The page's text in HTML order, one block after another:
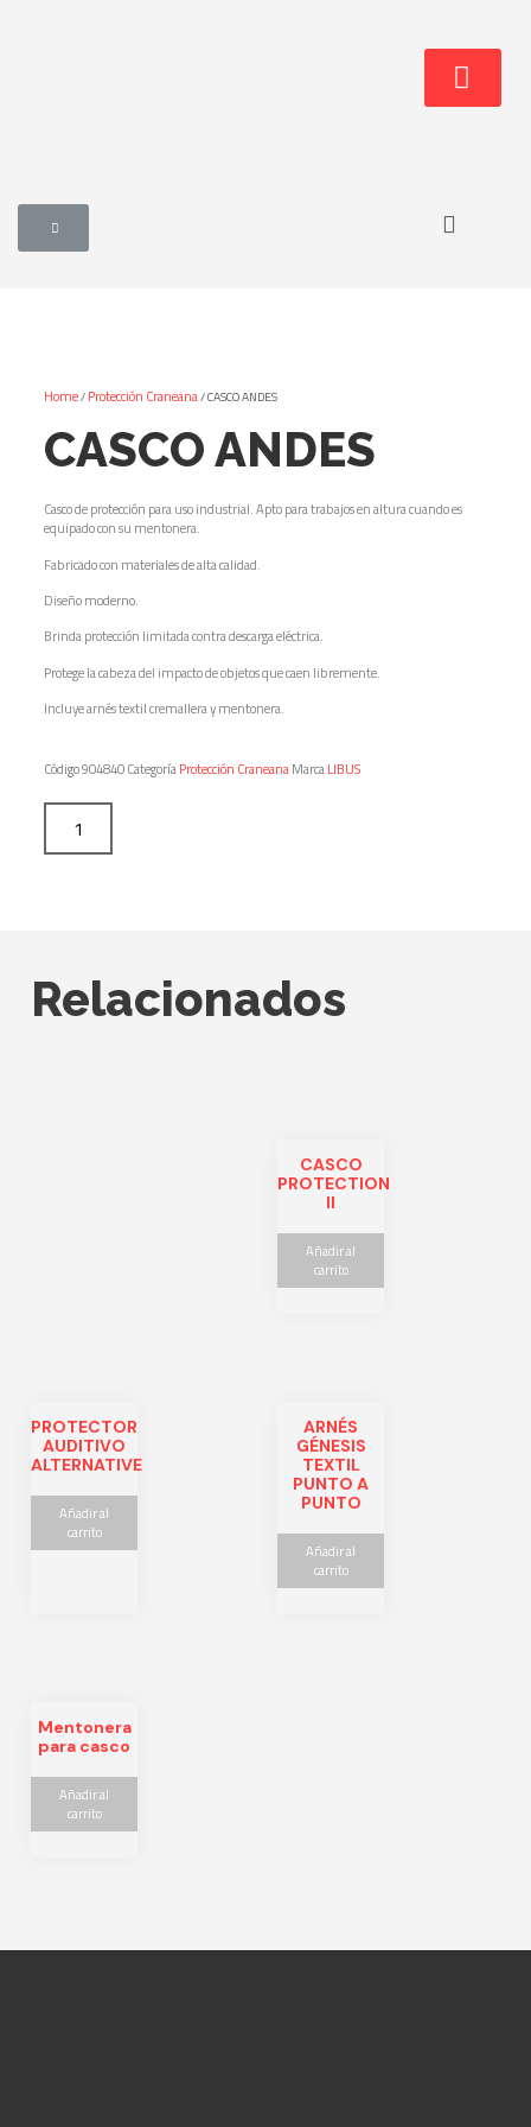
Home/Protección Craneana/ CASCO ANDES
CASCO ANDES
Casco de protección para uso industrial. Apto para trabajos en altura cuando es
equipado con su mentonera.
Fabricado con materiales de alta calidad.
Diseño moderno.
Brinda protección limitada contra descarga eléctrica.
Protege la cabeza del impacto de objetos que caen libremente.
Incluye arnés textil cremallera y mentonera.
Código904840CategoríaProtección CraneanaMarcaLIBUS
Relacionados
CASCO
PROTECTION
II
Añadir al
carrito
PROTECTOR
AUDITIVO
ALTERNATIVE
Añadir al
carrito
ARNÉS
GÉNESIS
TEXTIL
PUNTO A
PUNTO
Añadir al
carrito
Mentonera
para casco
Añadir al
carrito